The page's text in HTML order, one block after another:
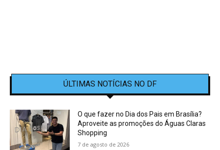
ÚLTIMAS NOTÍCIAS NO DF
O que fazer no Dia dos Pais em Brasília?
Aproveite as promoções do Águas Claras
Shopping
7 de agosto de 2026